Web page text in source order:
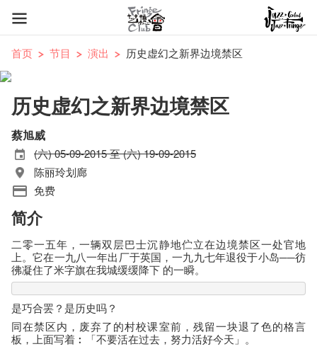
首页 节目 演出 历史虚幻之新界边境禁区
历史虚幻之新界边境禁区
蔡旭威
(六) 05-09-2015 至 (六) 19-09-2015
陈丽玲划廊
免费
简介
二零一五年，一辆双层巴士沉静地伫立在边境禁区一处官地
上。它在一九八一年出厂于英国，一九九七年退役于小岛──彷
彿凝住了米字旗在我城缓缓降下 的一瞬。
是巧合罢？是历史吗？
同在禁区内，废弃了的村校课室前，残留一块退了色的格言
板，上面写着︰「不要活在过去，努力活好今天」。